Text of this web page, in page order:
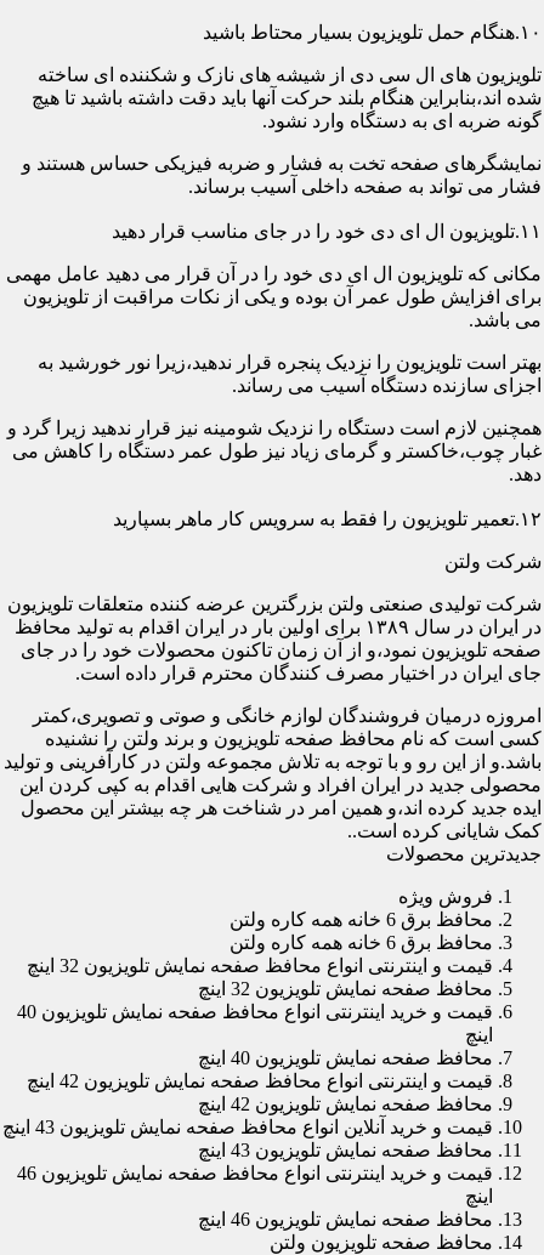
۱۰.هنگام حمل تلویزیون بسیار محتاط باشید
تلویزیون های ال سی دی از شیشه های نازک و شکننده ای ساخته
شده اند،بنابراین هنگام بلند حرکت آنها باید دقت داشته باشید تا هیچ
گونه ضربه ای به دستگاه وارد نشود.
نمایشگرهای صفحه تخت به فشار و ضربه فیزیکی حساس هستند و
فشار می تواند به صفحه داخلی آسیب برساند.
۱۱.تلویزیون ال ای دی خود را در جای مناسب قرار دهید
مکانی که تلویزیون ال ای دی خود را در آن قرار می دهید عامل مهمی
برای افزایش طول عمر آن بوده و یکی از نکات مراقبت از تلویزیون
می باشد.
بهتر است تلویزیون را نزدیک پنجره قرار ندهید،زیرا نور خورشید به
اجزای سازنده دستگاه آسیب می رساند.
همچنین لازم است دستگاه را نزدیک شومینه نیز قرار ندهید زیرا گرد و
غبار چوب،خاکستر و گرمای زیاد نیز طول عمر دستگاه را کاهش می
دهد.
۱۲.تعمیر تلویزیون را فقط به سرویس کار ماهر بسپارید
شرکت ولتن
شرکت تولیدی صنعتی ولتن بزرگترین عرضه کننده متعلقات تلویزیون
در ایران در سال ۱۳۸۹ برای اولین بار در ایران اقدام به تولید محافظ
صفحه تلویزیون نمود،و از آن زمان تاکنون محصولات خود را در جای
جای ایران در اختیار مصرف کنندگان محترم قرار داده است.
امروزه درمیان فروشندگان لوازم خانگی و صوتی و تصویری،کمتر
کسی است که نام محافظ صفحه تلویزیون و برند ولتن را نشنیده
باشد.و از این رو و با توجه به تلاش مجموعه ولتن در کارآفرینی و تولید
محصولی جدید در ایران افراد و شرکت هایی اقدام به کپی کردن این
ایده جدید کرده اند،و همین امر در شناخت هر چه بیشتر این محصول
کمک شایانی کرده است..
جدیدترین محصولات
فروش ویژه
محافظ برق 6 خانه همه کاره ولتن
محافظ برق 6 خانه همه کاره ولتن
قیمت و اینترنتی انواع محافظ صفحه نمایش تلویزیون 32 اینچ
محافظ صفحه نمایش تلویزیون 32 اینچ
قیمت و خرید اینترنتی انواع محافظ صفحه نمایش تلویزیون 40
اینچ
محافظ صفحه نمایش تلویزیون 40 اینچ
قیمت و اینترنتی انواع محافظ صفحه نمایش تلویزیون 42 اینچ
محافظ صفحه نمایش تلویزیون 42 اینچ
قیمت و خرید آنلاین انواع محافظ صفحه نمایش تلویزیون 43 اینچ
محافظ صفحه نمایش تلویزیون 43 اینچ
قیمت و خرید اینترنتی انواع محافظ صفحه نمایش تلویزیون 46
اینچ
محافظ صفحه نمایش تلویزیون 46 اینچ
محافظ صفحه تلویزیون ولتن